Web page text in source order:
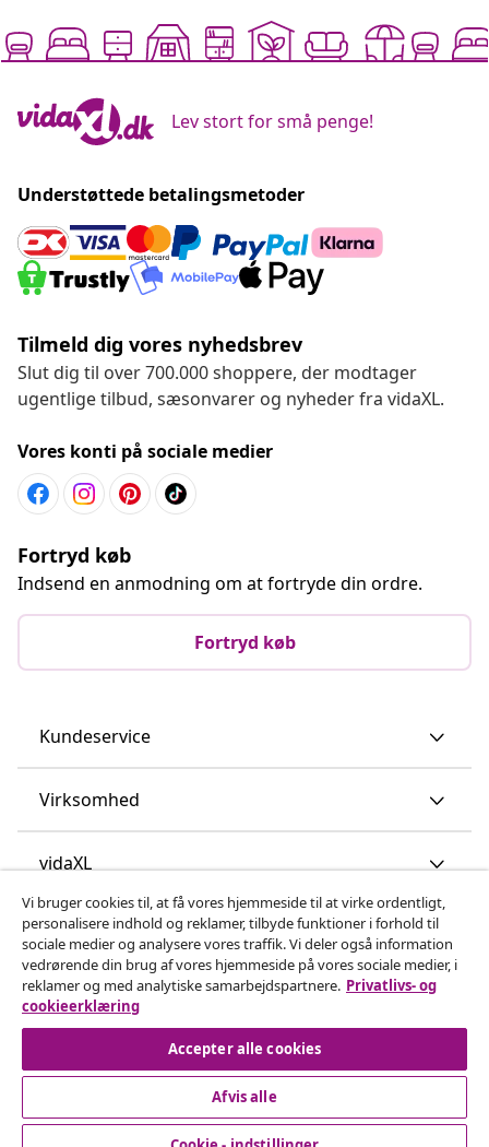
Lev stort for små penge!
Understøttede betalingsmetoder
Tilmeld dig vores nyhedsbrev
Slut dig til over 700.000 shoppere, der modtager
ugentlige tilbud, sæsonvarer og nyheder fra vidaXL.
Vores konti på sociale medier
Fortryd køb
Indsend en anmodning om at fortryde din ordre.
Fortryd køb
Kundeservice
Virksomhed
vidaXL
Opdag mere
© 2008-2026 www.vidaxl.dk er et website under vidaXL
Marketplace Europe B.V.
Vi bruger cookies til, at få vores hjemmeside til at virke ordentligt,
personalisere indhold og reklamer, tilbyde funktioner i forhold til
sociale medier og analysere vores traffik. Vi deler også information
vedrørende din brug af vores hjemmeside på vores sociale medier, i
reklamer og med analytiske samarbejdspartnere. Privatlivs- og
cookieerklæring
Accepter alle cookies
Afvis alle